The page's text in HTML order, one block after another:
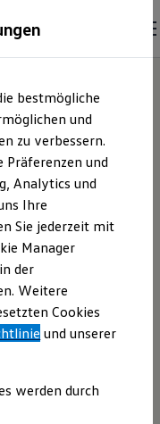
Gebrauchtwagen
Gebrauchtwagen
KG |
&
über uns
& Co. KG)
von
auf dieser
bestmögliche
und
zu verbessern.
und
Analytics und
Ihre
Sie jederzeit mit
Manager
der
Weitere
Cookies
und unserer
werden durch